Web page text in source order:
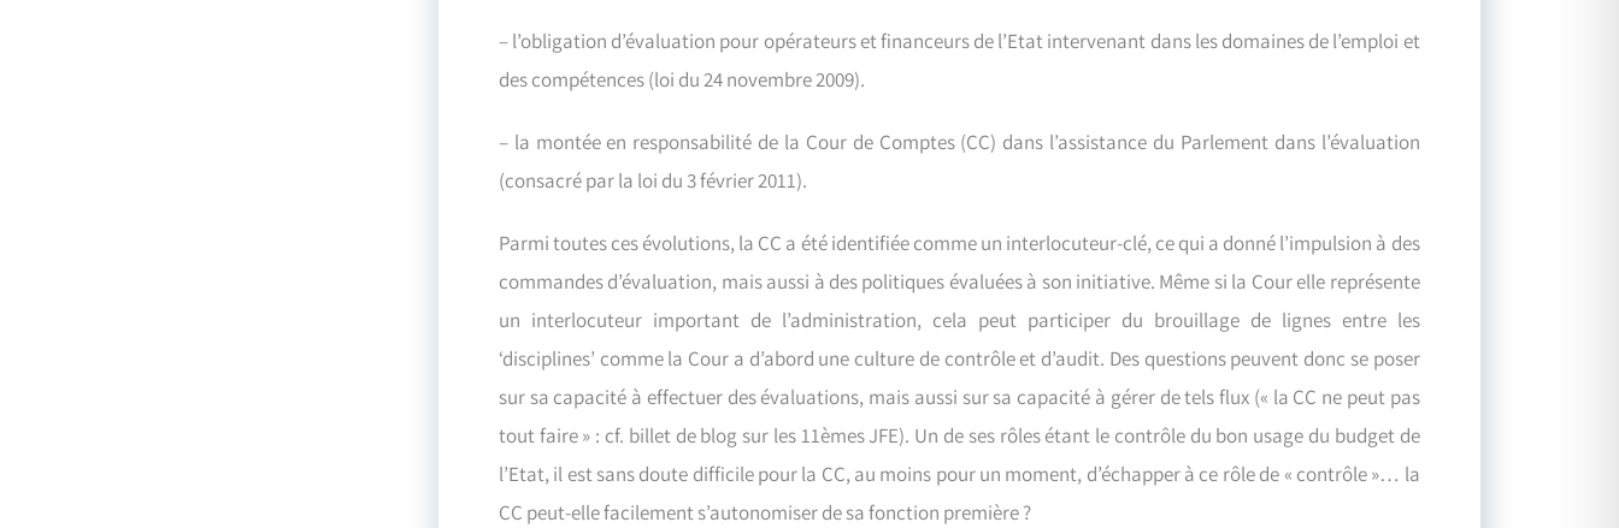
– l’obligation d’évaluation pour opérateurs et financeurs de l’Etat intervenant dans les domaines de l’emploi et
des compétences (loi du 24 novembre 2009).
– la montée en responsabilité de la Cour de Comptes (CC) dans l’assistance du Parlement dans l’évaluation
(consacré par la loi du 3 février 2011).
Parmi toutes ces évolutions, la CC a été identifiée comme un interlocuteur-clé, ce qui a donné l’impulsion à des
commandes d’évaluation, mais aussi à des politiques évaluées à son initiative. Même si la Cour elle représente
un interlocuteur important de l’administration, cela peut participer du brouillage de lignes entre les
‘disciplines’ comme la Cour a d’abord une culture de contrôle et d’audit. Des questions peuvent donc se poser
sur sa capacité à effectuer des évaluations, mais aussi sur sa capacité à gérer de tels flux (« la CC ne peut pas
tout faire » : cf. billet de blog sur les 11èmes JFE). Un de ses rôles étant le contrôle du bon usage du budget de
l’Etat, il est sans doute difficile pour la CC, au moins pour un moment, d’échapper à ce rôle de « contrôle »… la
CC peut-elle facilement s’autonomiser de sa fonction première ?